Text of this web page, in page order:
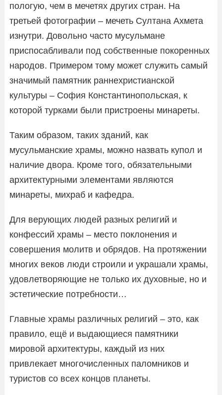
пологую, чем в мечетях других стран. На
третьей фотографии – мечеть Султана Ахмета
изнутри. Довольно часто мусульмане
приспосабливали под собственные покоренных
народов. Примером тому может служить самый
значимый памятник раннехристианской
культуры – София Константинопольская, к
которой турками были пристроены минареты.
Таким образом, таких зданий, как
мусульманские храмы, можно назвать купол и
наличие двора. Кроме того, обязательными
архитектурными элементами являются
минареты, михраб и кафедра.
Для верующих людей разных религий и
конфессий храмы – место поклонения и
совершения молитв и обрядов. На протяжении
многих веков люди строили и украшали храмы,
удовлетворяющие не только их духовные, но и
эстетические потребности…
Главные храмы различных религий – это, как
правило, ещё и выдающиеся памятники
мировой архитектуры, каждый из них
привлекает многочисленных паломников и
туристов со всех концов планеты.